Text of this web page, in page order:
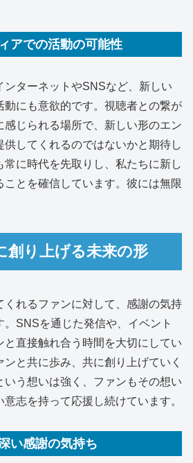
アでの活動の可能性
ンターネットやSNSなど、新しい
動にも意欲的です。視聴者との繋が
感じられる場所で、新しい形のエン
供してくれるのではないかと期待し
常に時代を先取りし、私たちに新し
ことを確信しています。彼には無限
創り上げる未来の形
くれるファンに対して、感謝の気持
。SNSを通じた発信や、イベント
と直接触れ合う時間を大切にしてい
ンと共に歩み、共に創り上げていく
いう想いは強く、ファンもその想い
志を持って応援し続けています。
い感謝の気持ち